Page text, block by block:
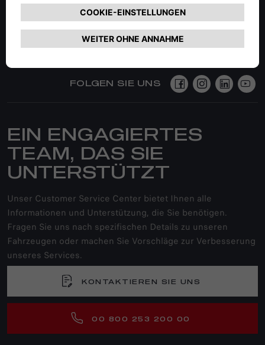
Team ORLEN an.
FOLGEN SIE UNS
EIN ENGAGIERTES
TEAM, DAS SIE
UNTERSTÜTZT
Unser Customer Service Center bietet Ihnen alle
Informationen und Unterstützung, die Sie benötigen.
Fragen Sie uns nach spezifischen Details zu unseren
Fahrzeugen oder machen Sie Vorschläge zur Verbesserung
unseres Services.
KONTAKTIEREN SIE UNS
00 800 253 200 00